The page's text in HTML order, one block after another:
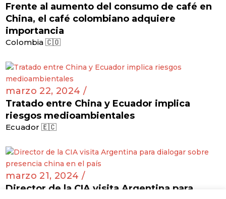
Frente al aumento del consumo de café en
China, el café colombiano adquiere
importancia
Colombia 🇨🇴
marzo 22, 2024 /
Tratado entre China y Ecuador implica
riesgos medioambientales
Ecuador 🇪🇨
marzo 21, 2024 /
Director de la CIA visita Argentina para